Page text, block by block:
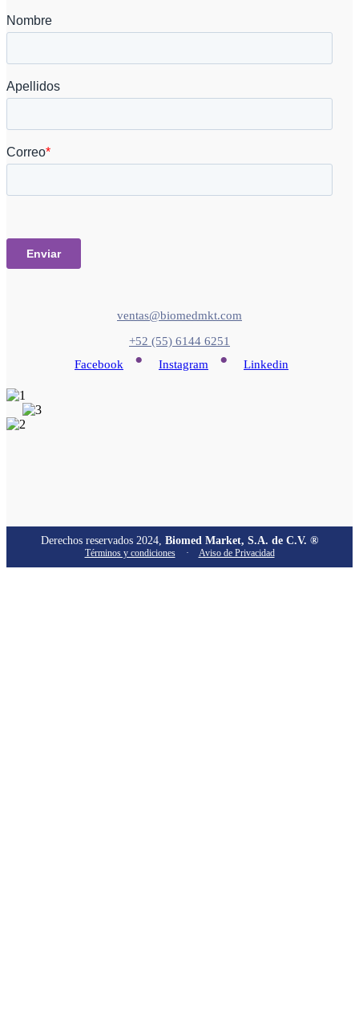
ventas@biomedmkt.com
+52 (55) 6144 6251
Facebook
• Instagram • Linkedin
Derechos reservados 2024, Biomed Market, S.A. de C.V. ®
Términos y condiciones · Aviso de Privacidad